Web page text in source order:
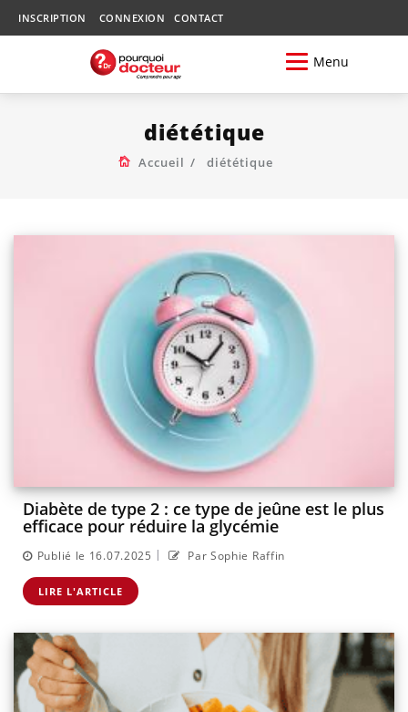
INSCRIPTION CONNEXION CONTACT
Menu
diététique
Accueil diététique
Diabète de type 2 : ce type de jeûne est le plus
efficace pour réduire la glycémie
Publié le 16.07.2025 | Par Sophie Raffin
LIRE L'ARTICLE